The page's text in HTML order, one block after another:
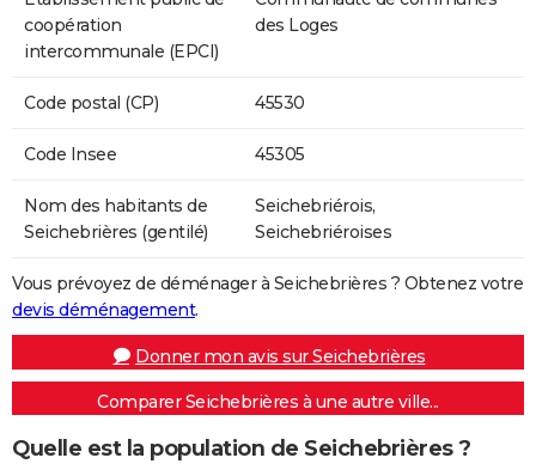
coopération
intercommunale (EPCI)
des Loges
Code postal (CP) 45530
Code Insee 45305
Nom des habitants de
Seichebrières (gentilé)
Seichebriérois,
Seichebriéroises
Vous prévoyez de déménager à Seichebrières ? Obtenez votre
devis déménagement.
Donner mon avis sur Seichebrières
Comparer Seichebrières à une autre ville...
Quelle est la population de Seichebrières ?